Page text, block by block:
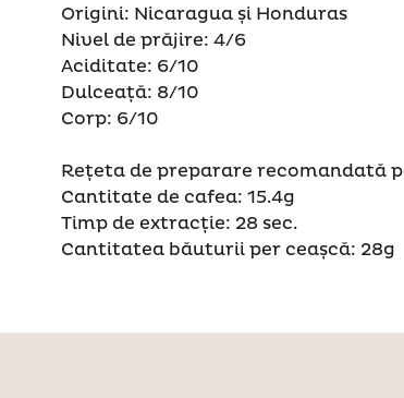
Origini: Nicaragua și Honduras
Nivel de prăjire: 4/6
Aciditate: 6/10
Dulceață: 8/10
Corp: 6/10
Rețeta de preparare recomandată
Cantitate de cafea: 15.4g
Timp de extracție: 28 sec.
Cantitatea băuturii per ceașcă: 28g